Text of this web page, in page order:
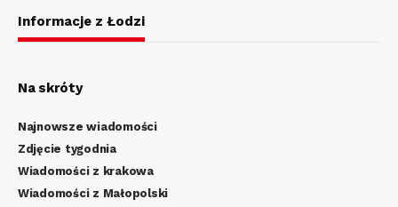
Informacje z Łodzi
Na skróty
Najnowsze wiadomości
Zdjęcie tygodnia
Wiadomości z krakowa
Wiadomości z Małopolski